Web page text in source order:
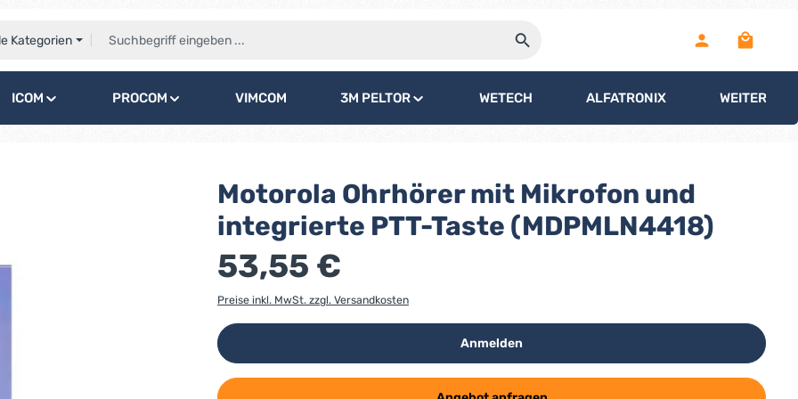
Kategorien
ICOM PROCOM VIMCOM 3M PELTOR WETECH ALFATRONIX WEITERE
Motorola Ohrhörer mit Mikrofon und
integrierte PTT-Taste (MDPMLN4418)
53,55 €
Preise inkl. MwSt. zzgl. Versandkosten
Anmelden